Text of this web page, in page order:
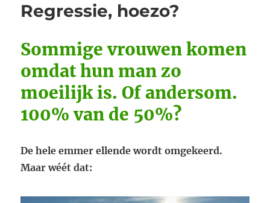
Regressie, hoezo?
Sommige vrouwen komen
omdat hun man zo
moeilijk is. Of andersom.
100% van de 50%?
De hele emmer ellende wordt omgekeerd.
Maar wéét dat: